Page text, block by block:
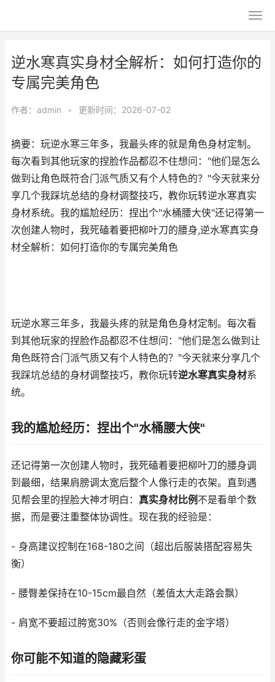
逆水寒真实身材全解析：如何打造你的
专属完美角色
作者： admin • 更新时间：2026-07-02
摘要：玩逆水寒三年多，我最头疼的就是角色身材定制。
每次看到其他玩家的捏脸作品都忍不住想问："他们是怎么
做到让角色既符合门派气质又有个人特色的？"今天就来分
享几个我踩坑总结的身材调整技巧，教你玩转逆水寒真实
身材系统。我的尴尬经历：捏出个"水桶腰大侠"还记得第一
次创建人物时，我死磕着要把柳叶刀的腰身,逆水寒真实身
材全解析：如何打造你的专属完美角色
玩逆水寒三年多，我最头疼的就是角色身材定制。每次看
到其他玩家的捏脸作品都忍不住想问："他们是怎么做到让
角色既符合门派气质又有个人特色的？"今天就来分享几个
我踩坑总结的身材调整技巧，教你玩转逆水寒真实身材系
统。
我的尴尬经历：捏出个"水桶腰大侠"
还记得第一次创建人物时，我死磕着要把柳叶刀的腰身调
到最细，结果肩膀调太宽后整个人像行走的衣架。直到遇
见帮会里的捏脸大神才明白： 真实身材比例 不是看单个数
据，而是要注重整体协调性。现在我的经验是：
- 身高建议控制在168-180之间（超出后服装搭配容易失
衡）
- 腰臀差保持在10-15cm最自然（差值太大走路会飘）
- 肩宽不要超过胯宽30%（否则会像行走的金字塔）
你可能不知道的隐藏彩蛋